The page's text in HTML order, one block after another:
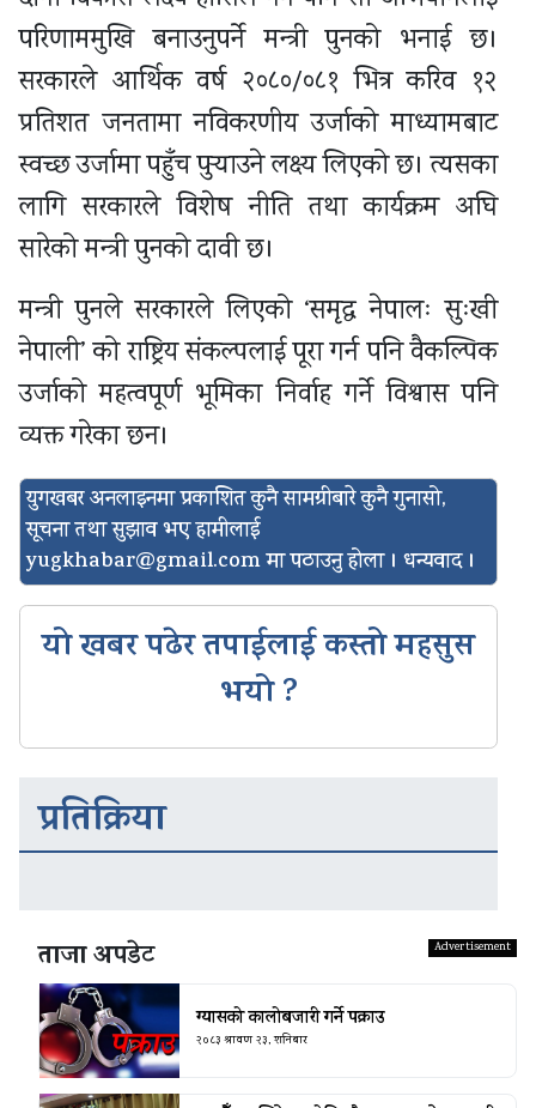
परिणाममुखि बनाउनुपर्ने मन्त्री पुनको भनाई छ।
सरकारले आर्थिक वर्ष २०८०/०८१ भित्र करिव १२
प्रतिशत जनतामा नविकरणीय उर्जाको माध्यामबाट
स्वच्छ उर्जामा पहुँच पुर्‍याउने लक्ष्य लिएको छ। त्यसका
लागि सरकारले विशेष नीति तथा कार्यक्रम अघि
सारेको मन्त्री पुनको दावी छ।
मन्त्री पुनले सरकारले लिएको ‘समृद्ध नेपालः सुःखी
नेपाली’ को राष्ट्रिय संकल्पलाई पूरा गर्न पनि वैकल्पिक
उर्जाको महत्वपूर्ण भूमिका निर्वाह गर्ने विश्वास पनि
व्यक्त गरेका छन।
युगखबर अनलाइनमा प्रकाशित कुनै सामग्रीबारे कुनै गुनासो,
सूचना तथा सुझाव भए हामीलाई
yugkhabar@gmail.comमा पठाउनु होला । धन्यवाद ।
यो खबर पढेर तपाईलाई कस्तो महसुस
भयो ?
प्रतिक्रिया
ताजा अपडेट
ग्यासको कालोबजारी गर्ने पक्राउ
२०८३ श्रावण २३, शनिबार